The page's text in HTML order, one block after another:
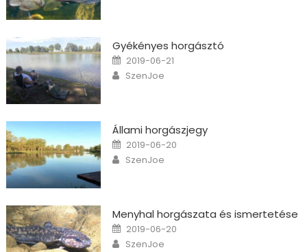
Gyékényes horgásztó
Posted on
2019-06-21
Author
SzenJoe
Állami horgászjegy
Posted on
2019-06-20
Author
SzenJoe
Menyhal horgászata és ismertetése
Posted on
2019-06-20
Author
SzenJoe